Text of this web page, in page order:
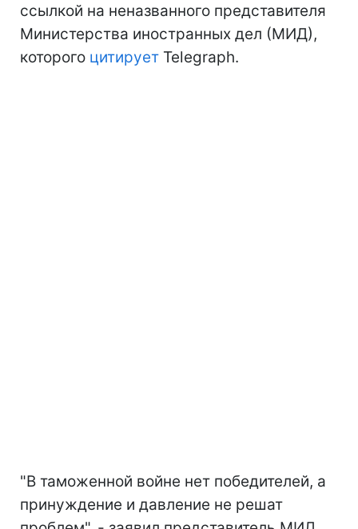
ссылкой на неназванного представителя
Министерства иностранных дел (МИД),
которого цитирует Telegraph.
"В таможенной войне нет победителей, а
принуждение и давление не решат